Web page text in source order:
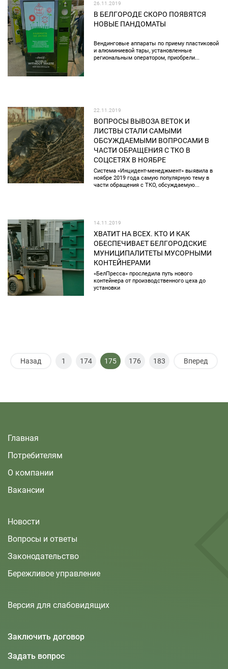
26.11.2019
В БЕЛГОРОДЕ СКОРО ПОЯВЯТСЯ
НОВЫЕ ПАНДОМАТЫ
Вендинговые аппараты по приему пластиковой
и алюминиевой тары, установленные
региональным оператором, приобрели...
22.11.2019
ВОПРОСЫ ВЫВОЗА ВЕТОК И
ЛИСТВЫ СТАЛИ САМЫМИ
ОБСУЖДАЕМЫМИ ВОПРОСАМИ В
ЧАСТИ ОБРАЩЕНИЯ С ТКО В
СОЦСЕТЯХ В НОЯБРЕ
Система «Инцидент-менеджмент» выявила в
ноябре 2019 года самую популярную тему в
части обращения с ТКО, обсуждаемую...
14.11.2019
ХВАТИТ НА ВСЕХ. КТО И КАК
ОБЕСПЕЧИВАЕТ БЕЛГОРОДСКИЕ
МУНИЦИПАЛИТЕТЫ МУСОРНЫМИ
КОНТЕЙНЕРАМИ
«БелПресса» проследила путь нового
контейнера от производственного цеха до
установки
Назад 1 174 175 176 183 Вперед
Главная
Потребителям
О компании
Вакансии
Новости
Вопросы и ответы
Законодательство
Бережливое управление
Версия для слабовидящих
Заключить договор
Задать вопрос